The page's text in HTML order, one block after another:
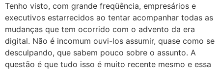
Tenho visto, com grande freqüência, empresários e
executivos estarrecidos ao tentar acompanhar todas as
mudanças que tem ocorrido com o advento da era
digital. Não é incomum ouvi-los assumir, quase como se
desculpando, que sabem pouco sobre o assunto. A
questão é que tudo isso é muito recente mesmo e essa